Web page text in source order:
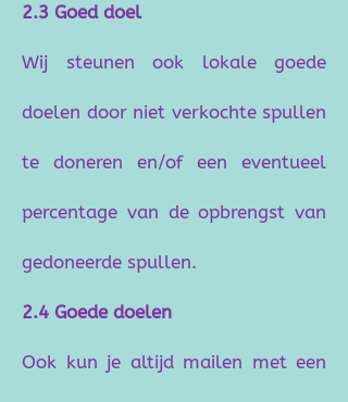
2.3 Goed doel
Wij steunen ook lokale goede
doelen door niet verkochte spullen
te doneren en/of een eventueel
percentage van de opbrengst van
gedoneerde spullen.
2.4 Goede doelen
Ook kun je altijd mailen met een